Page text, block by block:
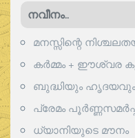
നവീനം..
മനസ്സിന്റെ
കർമ്മം + ഈശ്വര
ബുദ്ധിയും ഹൃദയവും
പ്രേമം
ധ്യാനിയുടെ മൗനം